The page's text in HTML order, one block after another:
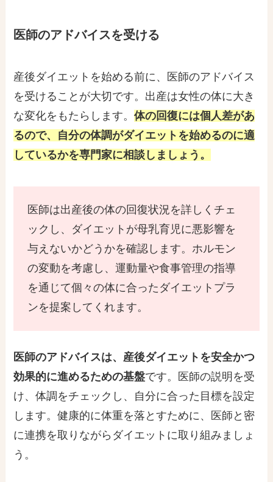
医師のアドバイスを受ける
産後ダイエットを始める前に、医師のアドバイス
を受けることが大切です。出産は女性の体に大き
な変化をもたらします。体の回復には個人差があ
るので、自分の体調がダイエットを始めるのに適
しているかを専門家に相談しましょう。
医師は出産後の体の回復状況を詳しくチェ
ックし、ダイエットが母乳育児に悪影響を
与えないかどうかを確認します。ホルモン
の変動を考慮し、運動量や食事管理の指導
を通じて個々の体に合ったダイエットプラ
ンを提案してくれます。
医師のアドバイスは、産後ダイエットを安全かつ
効果的に進めるための基盤です。医師の説明を受
け、体調をチェックし、自分に合った目標を設定
します。健康的に体重を落とすために、医師と密
に連携を取りながらダイエットに取り組みましょ
う。